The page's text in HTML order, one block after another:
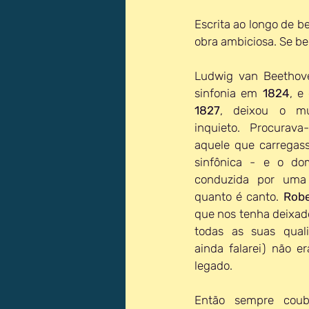
Escrita ao longo de
obra ambiciosa. Se
Ludwig van
sinfonia em 1824
1827, deixou o
inquieto.
aquele que
sinfônica - e o
conduzida por
quanto é canto.
que nos tenha
todas as suas
ainda falarei) não
legado.
Então sempre